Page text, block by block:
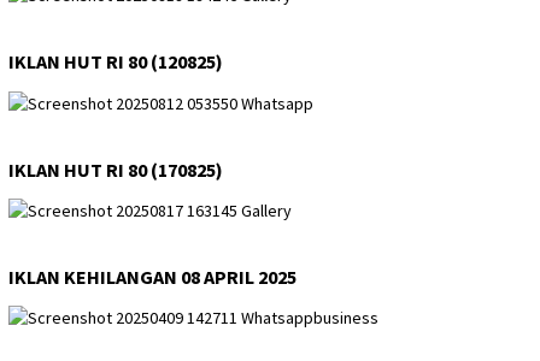
IKLAN HUT RI 80 (120825)
IKLAN HUT RI 80 (170825)
IKLAN KEHILANGAN 08 APRIL 2025